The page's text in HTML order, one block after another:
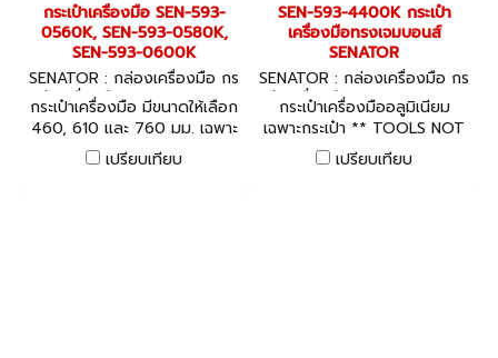
กระเป๋าเครื่องมือ SEN-593-
0560K, SEN-593-0580K,
SEN-593-0600K
SENATOR : กล่องเครื่องมือ กร
ะเป๋าเครื่องมือ SEN-593-0560
K, SEN-593-0580K, SEN-593
-0600K
กระเป๋าเครื่องมือ มีขนาดให้เลือก
460, 610 และ 760 มม. เฉพาะ
กระเป๋า ** TOOLS NOT
INCLUDED ไม่รวมเครื่องมือช่าง
เปรียบเทียบ
SEN-593-4400K กระเป๋า
เครื่องมือทรงเจมบอนส์
SENATOR
SENATOR : กล่องเครื่องมือ กร
ะเป๋าเครื่องมือ SEN-593-4400
K
กระเป๋าเครื่องมืออลูมิเนียม
เฉพาะกระเป๋า ** TOOLS NOT
INCLUDED ไม่รวมเครื่องมือช่าง
ตัวอย่างในภาพ
เปรียบเทียบ